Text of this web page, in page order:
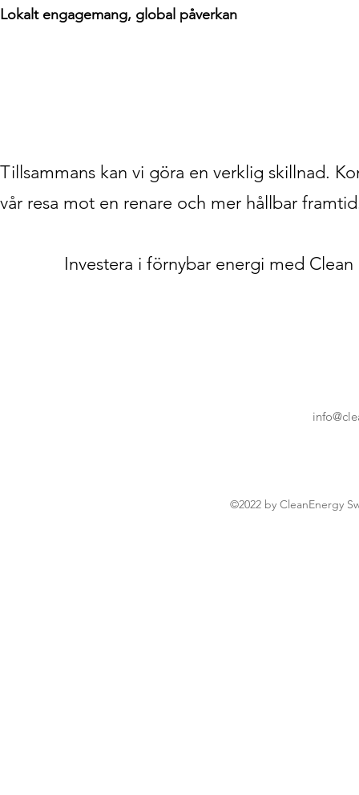
Lokalt engagemang, global påverkan
Tillsammans kan vi göra en verklig skillnad.
vår resa mot en renare och mer hållbar
Investera i förnybar energi med
©2022 by CleanEnergy